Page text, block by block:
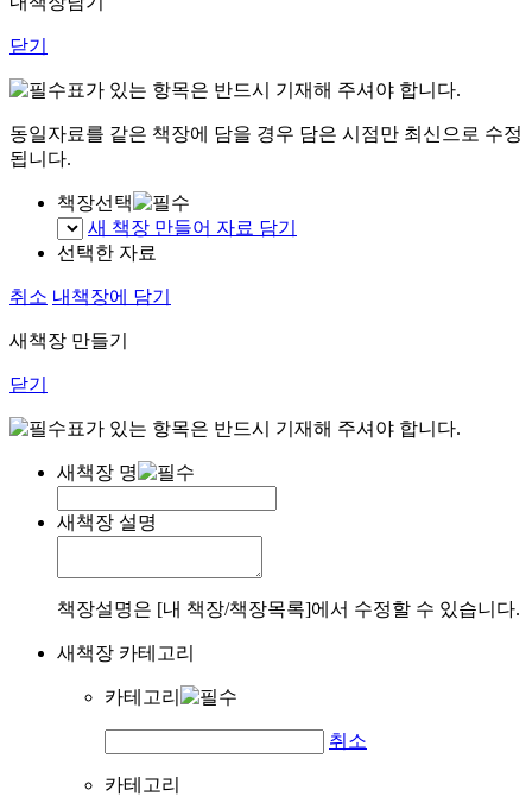
닫기
표가 있는 항목은 반드시 기재해 주셔야 합니다.
동일자료를 같은 책장에 담을 경우 담은 시점만 최신으로 수정
됩니다.
책장선택
새 책장 만들어 자료 담기
선택한 자료
취소 내책장에 담기
새책장 만들기
닫기
표가 있는 항목은 반드시 기재해 주셔야 합니다.
새책장 명
새책장 설명
책장설명은 [내 책장/책장목록]에서 수정할 수 있습니다.
새책장 카테고리
카테고리
취소
카테고리